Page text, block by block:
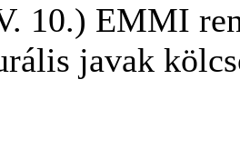
10.) EMMI
javak